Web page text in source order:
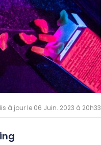
à jour le 06 Juin. 2023 à 20h33